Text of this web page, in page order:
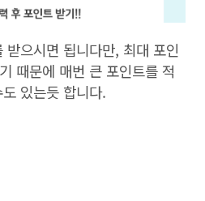
으시면 됩니다만, 최대 포인
때문에 매번 큰 포인트를 적
있는듯 합니다.